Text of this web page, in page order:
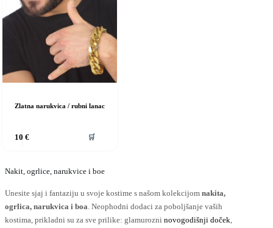
proizvoda
Zlatna narukvica / rubni lanac
10€ 🛒
Nakit, ogrlice, narukvice i boe
Unesite sjaj i fantaziju u svoje kostime s našom kolekcijom nakita,
ogrlica, narukvica i boa. Neophodni dodaci za poboljšanje vaših
kostima, prikladni su za sve prilike: glamurozni novogodišnji doček,